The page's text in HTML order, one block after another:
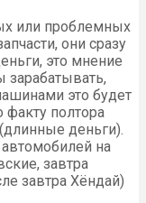
или проблемных
они сразу
это мнение
зарабатывать,
это будет
факту полтора
деньги).
на
завтра
завтра Хёндай)